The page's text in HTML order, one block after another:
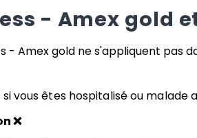
- Amex gold
- Amex gold ne s'appliquent pas
si vous êtes hospitalisé ou
❌